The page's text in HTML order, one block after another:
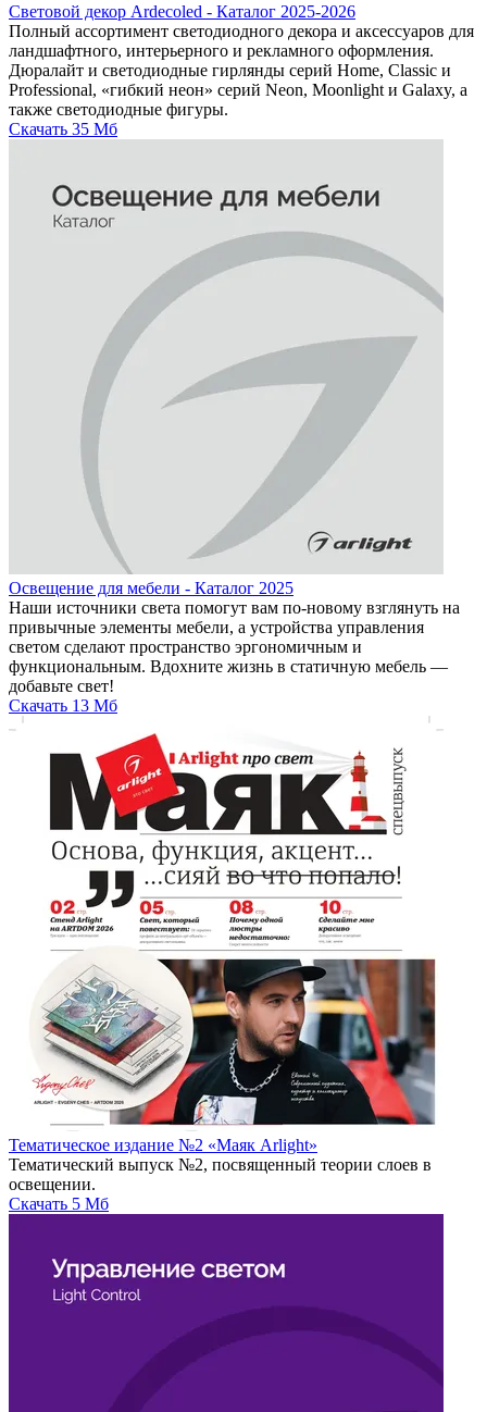
Световой декор Ardecoled - Каталог 2025-2026
Полный ассортимент светодиодного декора и аксессуаров для
ландшафтного, интерьерного и рекламного оформления.
Дюралайт и светодиодные гирлянды серий Home, Classic и
Professional, «гибкий неон» серий Neon, Moonlight и Galaxy, а
также светодиодные фигуры.
Скачать 35 Мб
Освещение для мебели - Каталог 2025
Наши источники света помогут вам по-новому взглянуть на
привычные элементы мебели, а устройства управления
светом сделают пространство эргономичным и
функциональным. Вдохните жизнь в статичную мебель —
добавьте свет!
Скачать 13 Мб
Тематическое издание №2 «Маяк Arlight»
Тематический выпуск №2, посвященный теории слоев в
освещении.
Скачать 5 Мб